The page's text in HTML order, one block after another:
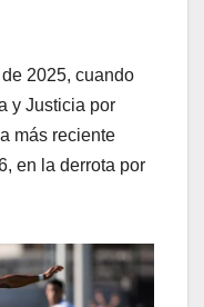
2025, cuando
y Justicia por
más reciente
en la derrota por